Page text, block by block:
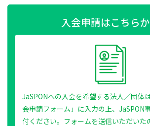
入会申請はこちら
JaSPONへの入会を希望する法人／団体
会申請フォーム」に入力の上、JaSPON
付ください。フォームを送信いただいた